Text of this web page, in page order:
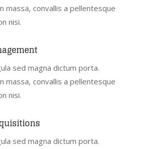
massa, convallis a pellentesque
nisi.
sed magna dictum porta.
massa, convallis a pellentesque
nisi.
sed magna dictum porta.